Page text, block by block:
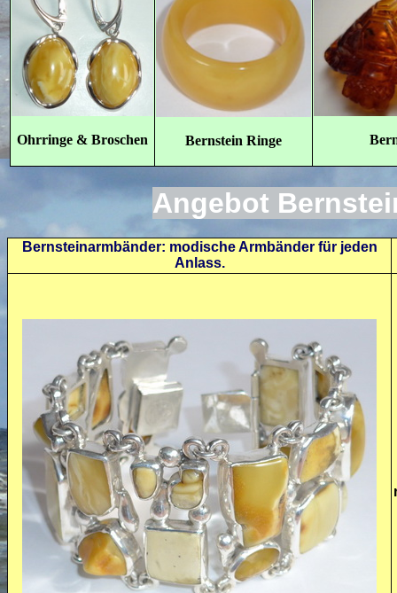
Ohrringe & Broschen Bernstein Ringe
Angebot
Bernsteinarmbänder: modische Armbänder für jeden
Anlass.